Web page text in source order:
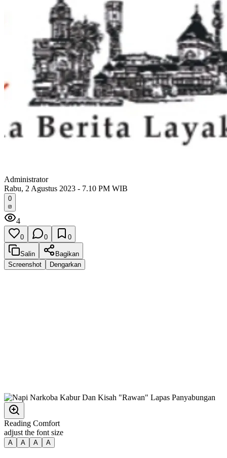
Administrator
Rabu, 2 Agustus 2023 - 7.10 PM WIB
0
4
0 0 0
Salin
Bagikan
Screenshot
Dengarkan
Reading Comfort
adjust the font size
A A A A